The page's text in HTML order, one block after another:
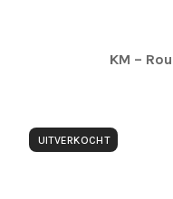
KM –
UITVERKOCHT